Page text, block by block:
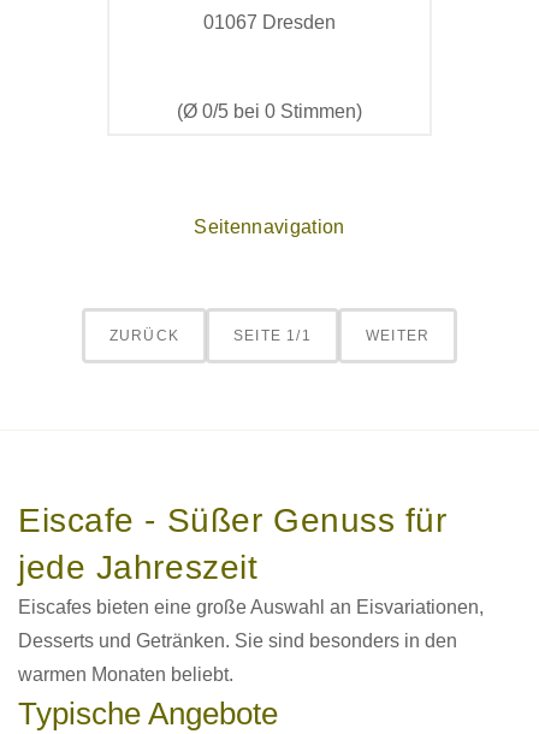
01067 Dresden
(Ø 0/5 bei 0 Stimmen)
Seitennavigation
ZURÜCK SEITE 1/1 WEITER
Eiscafe - Süßer Genuss für
jede Jahreszeit
Eiscafes bieten eine große Auswahl an Eisvariationen,
Desserts und Getränken. Sie sind besonders in den
warmen Monaten beliebt.
Typische Angebote